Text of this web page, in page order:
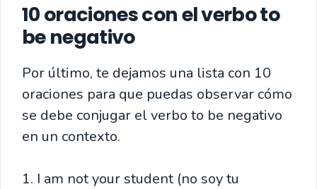
10 oraciones con el verbo to
be negativo
Por último, te dejamos una lista con 10
oraciones para que puedas observar cómo
se debe conjugar el verbo to be negativo
en un contexto.
1. I am not your student (no soy tu